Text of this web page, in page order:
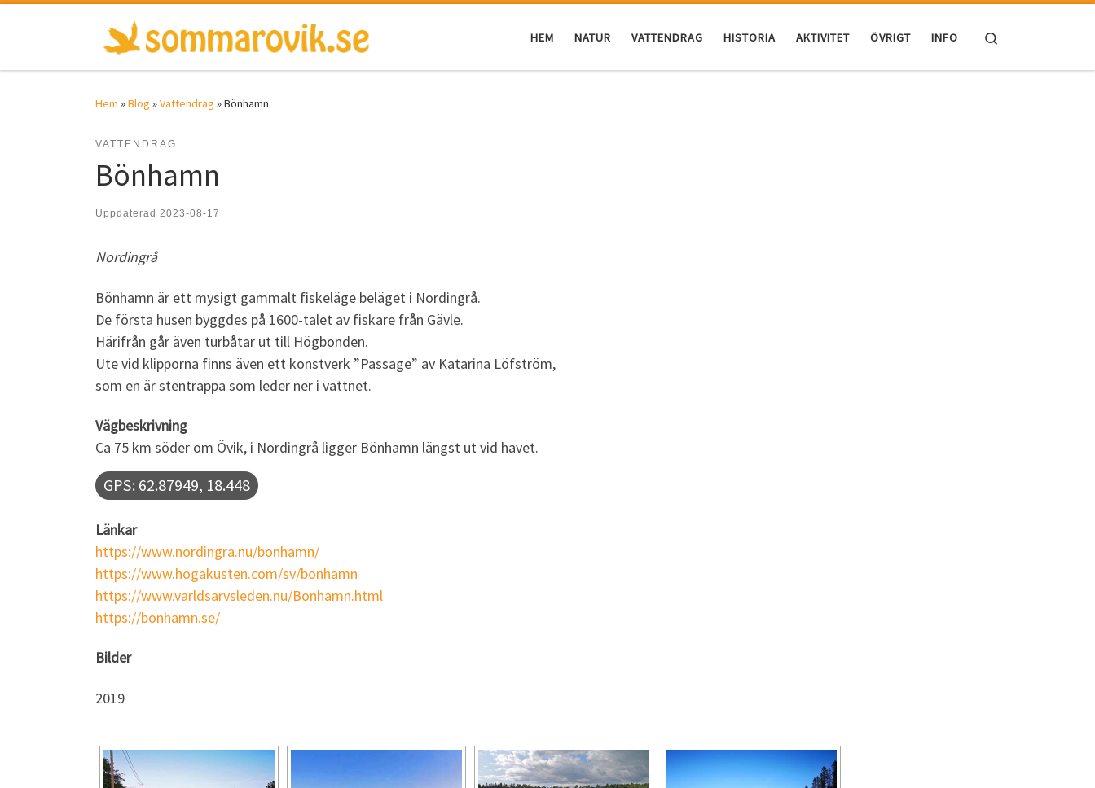
HEM NATUR VATTENDRAG HISTORIA AKTIVITET ÖVRIGT INFO
Hem »Blog »Vattendrag »Bönhamn
VATTENDRAG
Bönhamn
Uppdaterad 2023-08-17
Nordingrå
Bönhamn är ett mysigt gammalt fiskeläge beläget i Nordingrå.
De första husen byggdes på 1600-talet av fiskare från Gävle.
Härifrån går även turbåtar ut till Högbonden.
Ute vid klipporna finns även ett konstverk ”Passage” av Katarina Löfström,
som en är stentrappa som leder ner i vattnet.
Vägbeskrivning
Ca 75 km söder om Övik, i Nordingrå ligger Bönhamn längst ut vid havet.
GPS: 62.87949, 18.448
Länkar
https://www.nordingra.nu/bonhamn/
https://www.hogakusten.com/sv/bonhamn
https://www.varldsarvsleden.nu/Bonhamn.html
https://bonhamn.se/
Bilder
2019